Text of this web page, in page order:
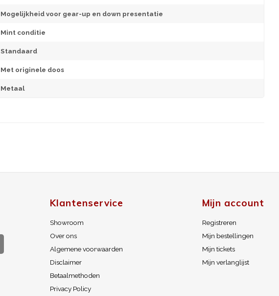
Mogelijkheid voor gear-up en down presentatie
Mint conditie
Standaard
Met originele doos
Metaal
Klantenservice
Showroom
Over ons
Algemene voorwaarden
Disclaimer
Betaalmethoden
Privacy Policy
Mijn account
Registreren
Mijn bestellingen
Mijn tickets
Mijn verlanglijst